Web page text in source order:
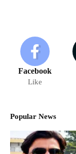
Facebook
Like
Popular News